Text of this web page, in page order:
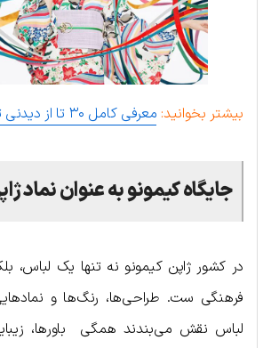
بیشتر بخوانید: معرفی کامل ۳۰ تا از دیدنی ترین معابد ژاپن
جایگاه کیمونو به عنوان نماد
در کشور ژاپن کیمونو نه تنها یک لباس،
فرهنگی ست. طراحی‌ها، رنگ‌ها و
لباس نقش می‌بندند همگی باورها،